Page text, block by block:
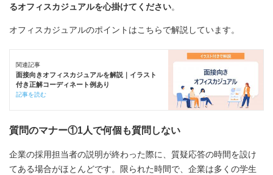
るオフィスカジュアルを心掛けてください。
オフィスカジュアルのポイントはこちらで解説しています。
関連記事
面接向きオフィスカジュアルを解説｜イラスト
付き正解コーディネート例あり
記事を読む
質問のマナー①1人で何個も質問しない
企業の採用担当者の説明が終わった際に、質疑応答の時間を設け
てある場合がほとんどです。限られた時間で、企業は多くの学生